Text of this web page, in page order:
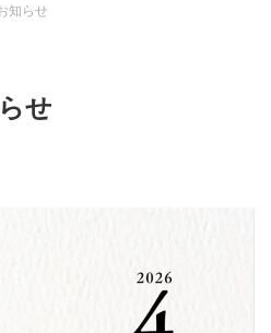
知らせ
せ